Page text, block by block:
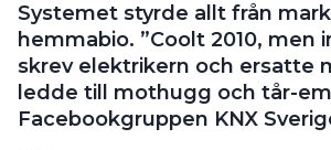
Systemet styrde allt från
hemmabio. ”Coolt 2010, men
skrev elektrikern och ersatte
ledde till mothugg och tår-
Facebookgruppen KNX